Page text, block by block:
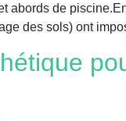
de
des sols) ont